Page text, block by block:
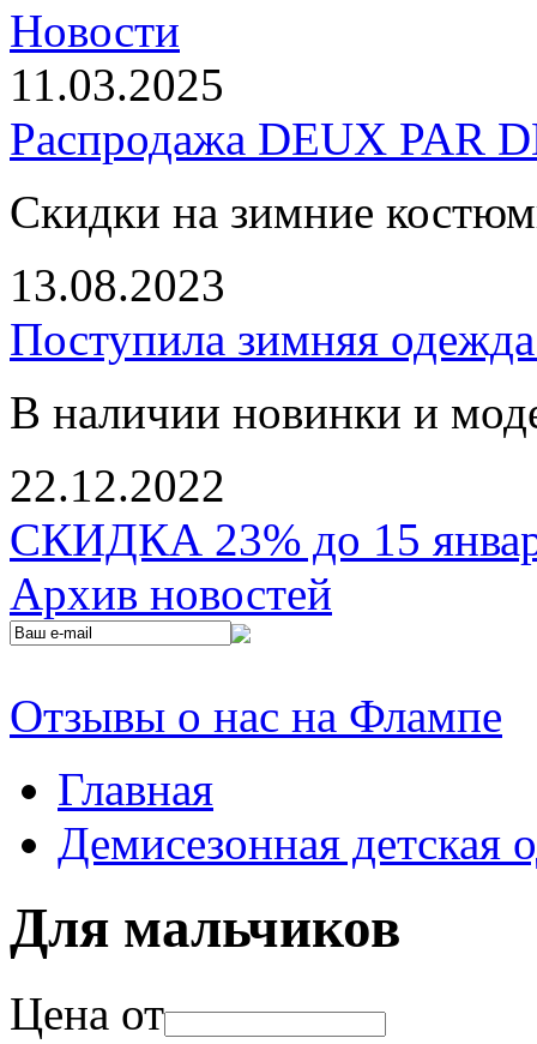
Новости
11.03.2025
Распродажа DEUX PAR
Скидки на зимние
13.08.2023
Поступила зимняя
В наличии новинки и
22.12.2022
СКИДКА 23% до 15
Архив новостей
Отзывы о нас на Флампе
Главная
Демисезонная детская
Для мальчиков
Цена от